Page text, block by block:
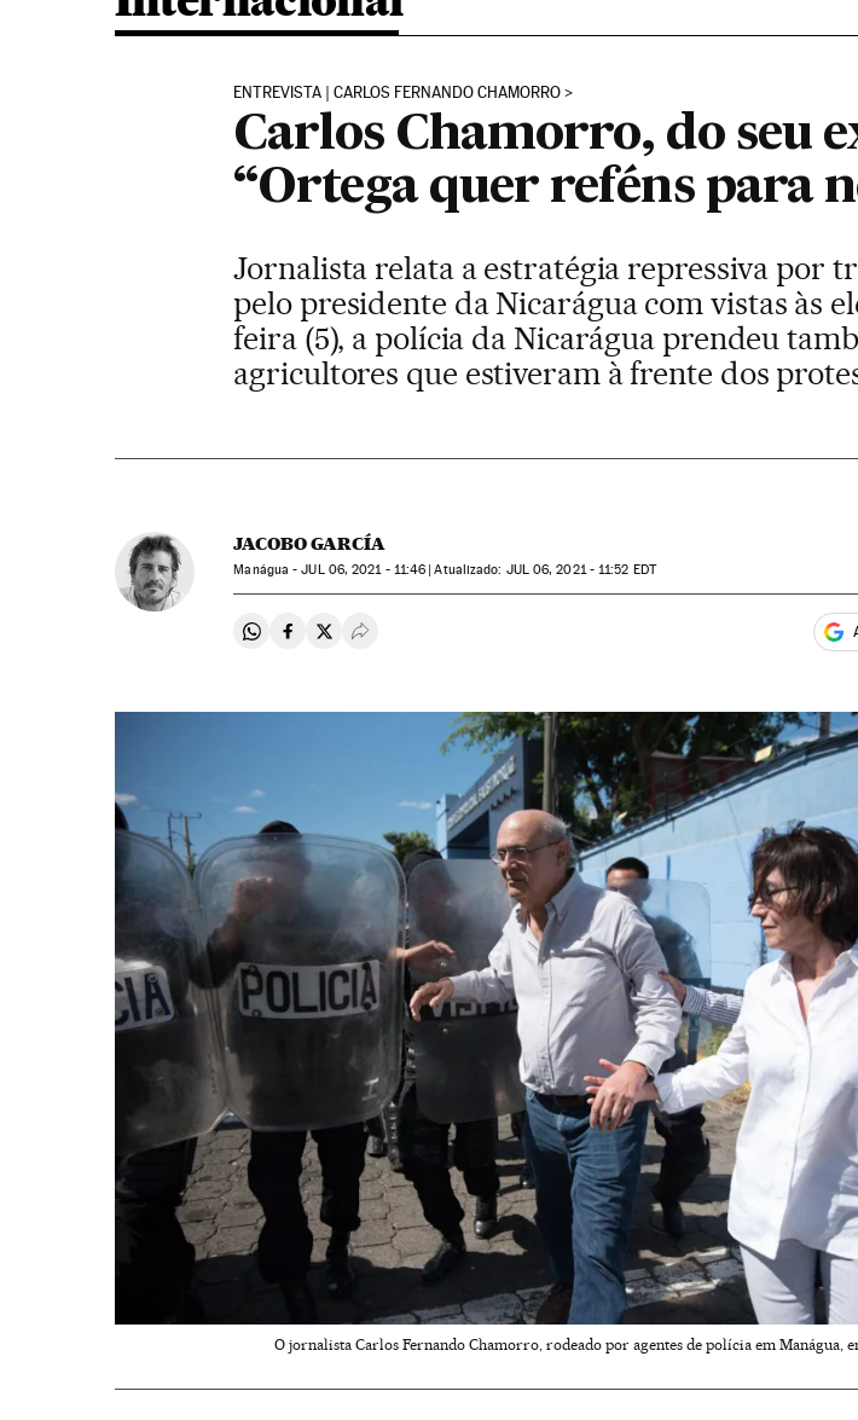
ENTREVISTA | CARLOS FERNANDO CHAMORRO
Carlos Chamorro, do seu
“Ortega quer reféns para
Jornalista relata a estratégia repressiva por
pelo presidente da Nicarágua com vistas às
feira (5), a polícia da Nicarágua prendeu
agricultores que estiveram à frente dos
JACOBO GARCÍA
Manágua -JUL06, 2021 - 11:46 atualizado: JUL06, 2021 - 11:52 EDT
Compartir en Whatsapp
Compartir en Facebook
Compartir en Twitter
Desplegar Redes Sociales
O jornalista Carlos Fernando Chamorro, rodeado por agentes de polícia em Manágua,